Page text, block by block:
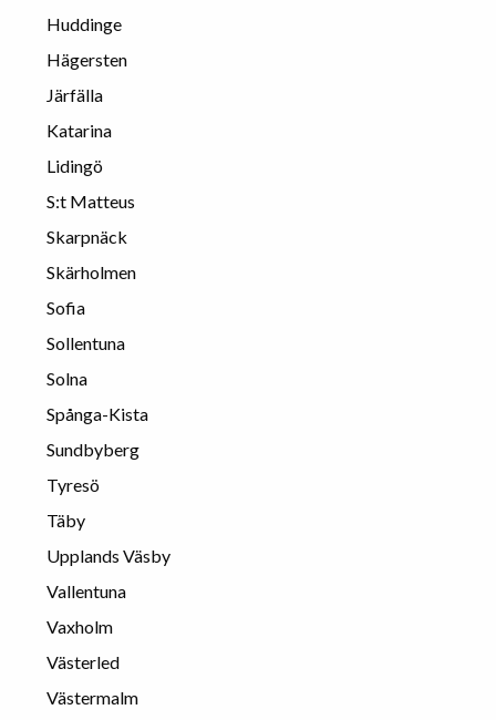
Huddinge
Hägersten
Järfälla
Katarina
Lidingö
S:t Matteus
Skarpnäck
Skärholmen
Sofia
Sollentuna
Solna
Spånga-Kista
Sundbyberg
Tyresö
Täby
Upplands Väsby
Vallentuna
Vaxholm
Västerled
Västermalm